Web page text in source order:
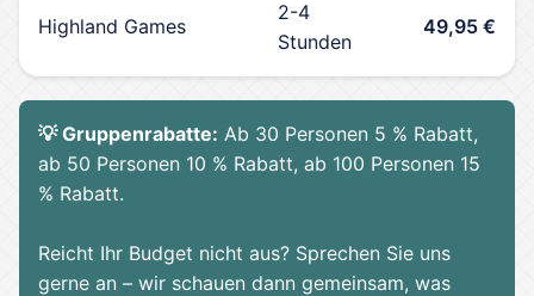
Highland Games
2-4
Stunden
49,95 €
💡 Gruppenrabatte: Ab 30 Personen 5 % Rabatt,
ab 50 Personen 10 % Rabatt, ab 100 Personen 15
% Rabatt.
Reicht Ihr Budget nicht aus? Sprechen Sie uns
gerne an – wir schauen dann gemeinsam, was